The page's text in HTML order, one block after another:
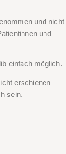
und nicht
und
einfach möglich.
erschienen
sein.